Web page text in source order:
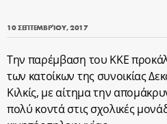
10 ΣΕΠΤΕΜΒΡΊΟΥ, 2017
Την παρέμβαση του ΚΚΕ
των κατοίκων της συνοικίας
Κιλκίς, με αίτημα την
πολύ κοντά στις σχολικές